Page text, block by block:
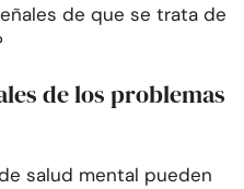
de que se trata de
de los problemas
salud mental pueden